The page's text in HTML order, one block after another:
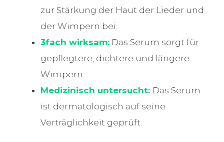
zur Stärkung der Haut der Lieder und
der Wimpern bei.
3fach wirksam: Das Serum sorgt für
gepflegtere, dichtere und längere
Wimpern
Medizinisch untersucht: Das Serum
ist dermatologisch auf seine
Verträglichkeit geprüft.